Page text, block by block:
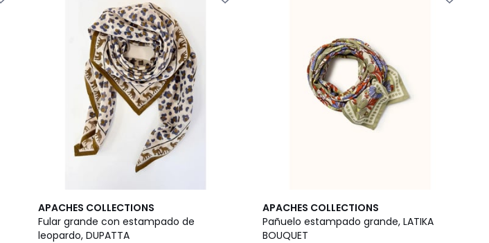
APACHES COLLECTIONS
Fular grande con estampado de
leopardo, DUPATTA
3
/
5
2
Colores
APACHES COLLECTIONS
Pañuelo estampado grande, LATIKA
BOUQUET
2
Colores